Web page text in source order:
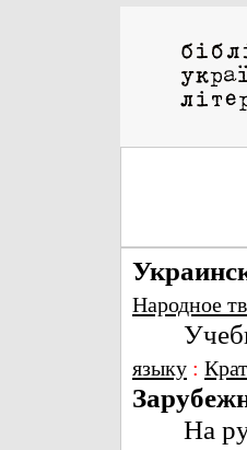
Народное
языку :
На